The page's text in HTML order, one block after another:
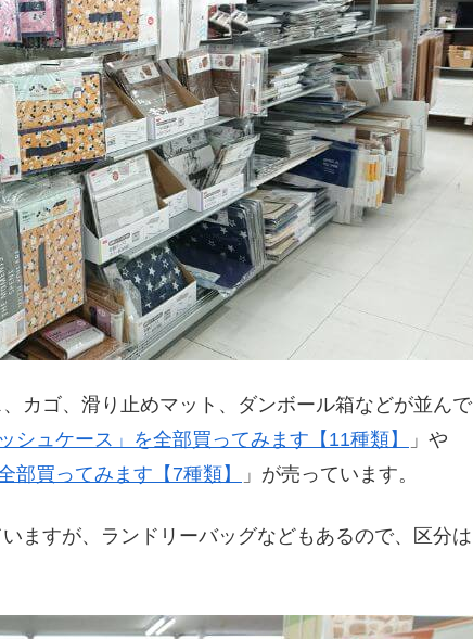
カゴ、滑り止めマット、ダンボール箱などが並んで
シュケース」を全部買ってみます【11種類】
」や
部買ってみます【7種類】 」が売っています。
ますが、ランドリーバッグなどもあるので、区分は